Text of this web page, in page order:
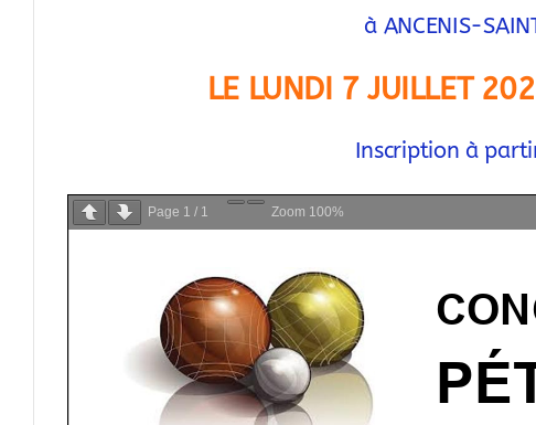
à ANCENIS-
LE LUNDI 7 JUILLET
Inscription à
Page 1 / 1 Zoom 100%